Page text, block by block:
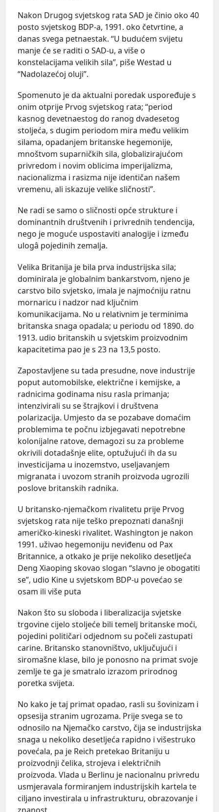
Nakon Drugog svjetskog rata SAD je činio oko 40
posto svjetskog BDP-a, 1991. oko četvrtine, a
danas svega petnaestak. “U budućem svijetu
manje će se raditi o SAD-u, a više o
konstelacijama velikih sila”, piše Westad u
“Nadolazećoj oluji”.
Spomenuto je da aktualni poredak uspoređuje s
onim otprije Prvog svjetskog rata; “period
kasnog devetnaestog do ranog dvadesetog
stoljeća, s dugim periodom mira među velikim
silama, opadanjem britanske hegemonije,
mnoštvom suparničkih sila, globalizirajućom
privredom i novim oblicima imperijalizma,
nacionalizma i rasizma nije identičan našem
vremenu, ali iskazuje velike sličnosti”.
Ne radi se samo o sličnosti opće strukture i
dominantnih društvenih i privrednih tendencija,
nego je moguće uspostaviti analogije i između
ulogâ pojedinih zemalja.
Velika Britanija je bila prva industrijska sila;
dominirala je globalnim bankarstvom, njeno je
carstvo bilo svjetsko, imala je najmoćniju ratnu
mornaricu i nadzor nad ključnim
komunikacijama. No u relativnim je terminima
britanska snaga opadala; u periodu od 1890. do
1913. udio britanskih u svjetskim proizvodnim
kapacitetima pao je s 23 na 13,5 posto.
Zapostavljene su tada presudne, nove industrije
poput automobilske, električne i kemijske, a
radnicima godinama nisu rasla primanja;
intenzivirali su se štrajkovi i društvena
polarizacija. Umjesto da se pozabave domaćim
problemima te počnu izbjegavati nepotrebne
kolonijalne ratove, demagozi su za probleme
okrivili dotadašnje elite, optužujući ih da su
investicijama u inozemstvo, useljavanjem
migranata i uvozom stranih proizvoda ugrozili
poslove britanskih radnika.
U britansko-njemačkom rivalitetu prije Prvog
svjetskog rata nije teško prepoznati današnji
američko-kineski rivalitet. Washington je nakon
1991. uživao hegemoniju neviđenu od Pax
Britannice, a otkako je prije nekoliko desetljeća
Deng Xiaoping skovao slogan “slavno je obogatiti
se”, udio Kine u svjetskom BDP-u povećao se
osam ili više puta
Nakon što su sloboda i liberalizacija svjetske
trgovine cijelo stoljeće bili temelj britanske moći,
pojedini političari odjednom su počeli zastupati
carine. Britansko stanovništvo, uključujući i
siromašne klase, bilo je ponosno na primat svoje
zemlje te ga je smatralo izrazom prirodnog
poretka svijeta.
No kako je taj primat opadao, rasli su šovinizam i
opsesija stranim ugrozama. Prije svega se to
odnosilo na Njemačko carstvo, čija se industrijska
snaga u nekoliko desetljeća rapidno i višestruko
povećala, pa je Reich pretekao Britaniju u
proizvodnji čelika, strojeva i električnih
proizvoda. Vlada u Berlinu je nacionalnu privredu
usmjeravala formiranjem industrijskih kartela te
ciljano investirala u infrastrukturu, obrazovanje i